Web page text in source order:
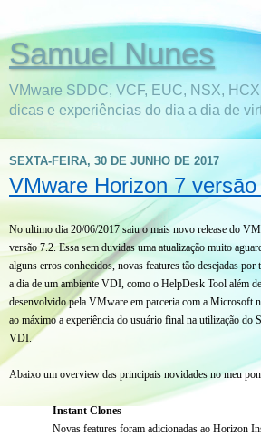
Samuel Nunes
VMware SDDC, VCF, EUC, NSX,
dicas e experiências do dia a dia de
SEXTA-FEIRA, 30 DE JUNHO DE 2017
VMware Horizon 7
No ultimo dia 20/06/2017 saiu o mais novo release do
versão 7.2. Essa sem duvidas uma atualização muito
alguns erros conhecidos, novas features tão desejadas
a dia de um ambiente VDI, como o HelpDesk Tool além
desenvolvido pela VMware em parceria com a Microsoft
ao máximo a experiência do usuário final na utilização do
VDI.
Abaixo um overview das principais novidades no meu
Instant Clones
Novas features foram adicionadas ao Horizon